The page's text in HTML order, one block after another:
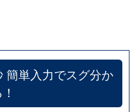
簡単入力でスグ分か